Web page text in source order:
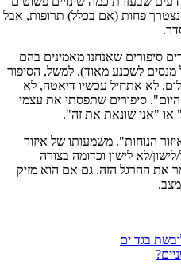
נצטרך פחות (אם בכלל) תרופות, אבל
סיפורים שאנחנו מאמינים בהם
לשכנע מאוד). למשל, הסיפור
לא אתחיל עכשיו דיאטה, לא
סיפורים שתפסתי את עצמי
או "אני שונאת את זה".
הנוחות". משמעותו של איזור
לא לישון וכדומה בצורה
את ההרגל הזה. גם אם הוא מזיק